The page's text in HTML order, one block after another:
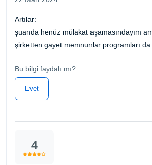
Artılar:
şuanda henüz mülakat aşamasındayım
şirketten gayet memnunlar programları
Bu bilgi faydalı mı?
Evet
4